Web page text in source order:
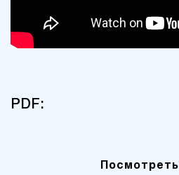
PDF:
Посмотреть